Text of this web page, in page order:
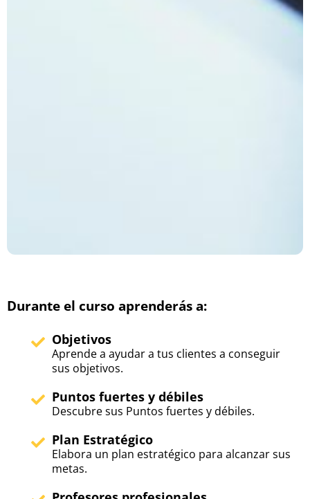
Durante el curso aprenderás a:
Objetivos
Aprende a ayudar a tus clientes a conseguir
sus objetivos.
Puntos fuertes y débiles
Descubre sus Puntos fuertes y débiles.
Plan Estratégico
Elabora un plan estratégico para alcanzar sus
metas.